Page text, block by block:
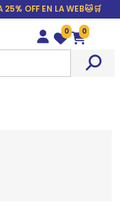
25% OFF EN LA WEB🐱🛒
Wishlist
0
Carrito
0